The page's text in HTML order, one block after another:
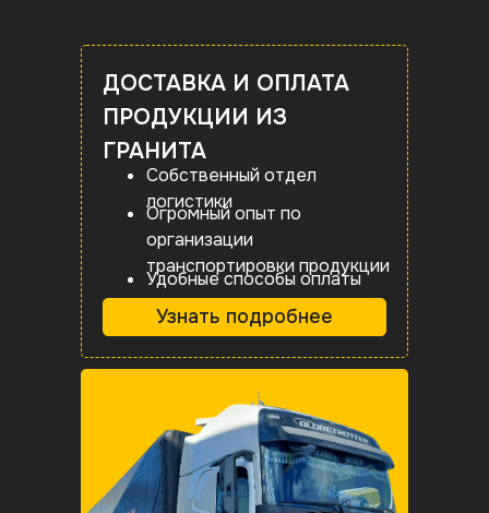
Собственный отдел
логистики
ДОСТАВКА И ОПЛАТА
ПРОДУКЦИИ ИЗ
ГРАНИТА
Огромный опыт по
организации
транспортировки продукции
Удобные способы оплаты
Узнать подробнее